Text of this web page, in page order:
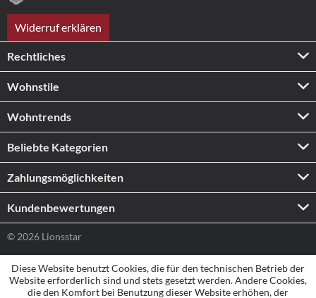
Widerruf erklären
Rechtliches
Wohnstile
Wohntrends
Beliebte Kategorien
Zahlungs­möglichkeiten
Kundenbewertungen
© 2026 Lionsstar
Diese Website benutzt Cookies, die für den technischen Betrieb der
Website erforderlich sind und stets gesetzt werden. Andere Cookies,
die den Komfort bei Benutzung dieser Website erhöhen, der